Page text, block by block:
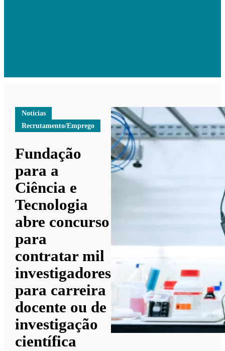
Notícias
Recrutamento/Emprego
Fundação
para a
Ciência e
Tecnologia
abre concurso
para
contratar mil
investigadores
para carreira
docente ou de
investigação
científica